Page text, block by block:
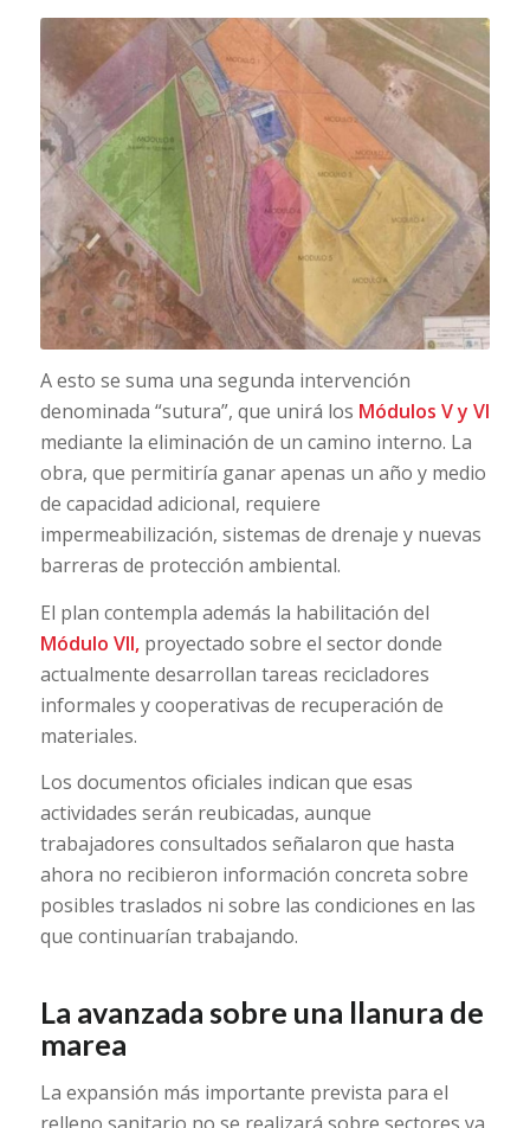
A esto se suma una segunda intervención
denominada “sutura”, que unirá los Módulos V y VI
mediante la eliminación de un camino interno. La
obra, que permitiría ganar apenas un año y medio
de capacidad adicional, requiere
impermeabilización, sistemas de drenaje y nuevas
barreras de protección ambiental.
El plan contempla además la habilitación del
Módulo VII,proyectado sobre el sector donde
actualmente desarrollan tareas recicladores
informales y cooperativas de recuperación de
materiales.
Los documentos oficiales indican que esas
actividades serán reubicadas, aunque
trabajadores consultados señalaron que hasta
ahora no recibieron información concreta sobre
posibles traslados ni sobre las condiciones en las
que continuarían trabajando.
La avanzada sobre una llanura de
marea
La expansión más importante prevista para el
relleno sanitario no se realizará sobre sectores ya